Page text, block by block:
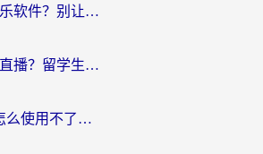
国外如何听国内音乐软件？别让地域限制，断了你的中文歌单
海外哪里能看奥运直播？留学生&海外华人必看的体育赛事观赛终极指南
12123交管在国外怎么使用不了？海外华人必看的无缝访问国内资源指南